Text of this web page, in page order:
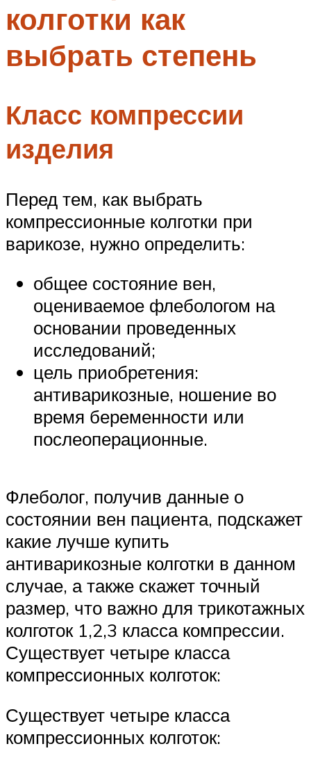
Меню
колготки как
выбрать степень
Класс компрессии
изделия
Перед тем, как выбрать
компрессионные колготки при
варикозе, нужно определить:
общее состояние вен,
оцениваемое флебологом на
основании проведенных
исследований;
цель приобретения:
антиварикозные, ношение во
время беременности или
послеоперационные.
Флеболог, получив данные о
состоянии вен пациента, подскажет
какие лучше купить
антиварикозные колготки в данном
случае, а также скажет точный
размер, что важно для трикотажных
колготок 1,2,3 класса компрессии.
Существует четыре класса
компрессионных колготок:
Существует четыре класса
компрессионных колготок: